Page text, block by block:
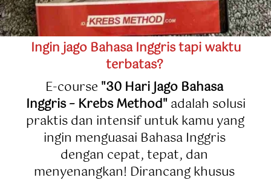
terbatas?
E-course "30 Hari Jago Bahasa
Inggris – Krebs Method" adalah solusi
praktis dan intensif untuk kamu yang
ingin menguasai Bahasa Inggris
dengan cepat, tepat, dan
menyenangkan! Dirancang khusus